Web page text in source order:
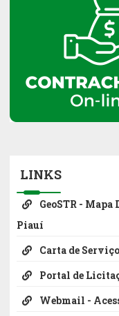
LINKS
GeoSTR -
Piauí
Carta de
Portal de
Webmail -